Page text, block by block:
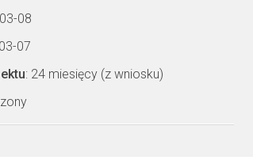
08
07
: 24 miesięcy (z wniosku)